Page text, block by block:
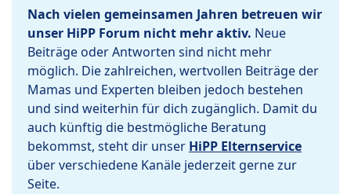
Nach vielen gemeinsamen Jahren betreuen wir
unser HiPP Forum nicht mehr aktiv. Neue
Beiträge oder Antworten sind nicht mehr
möglich. Die zahlreichen, wertvollen Beiträge der
Mamas und Experten bleiben jedoch bestehen
und sind weiterhin für dich zugänglich. Damit du
auch künftig die bestmögliche Beratung
bekommst, steht dir unser HiPP Elternservice
über verschiedene Kanäle jederzeit gerne zur
Seite.